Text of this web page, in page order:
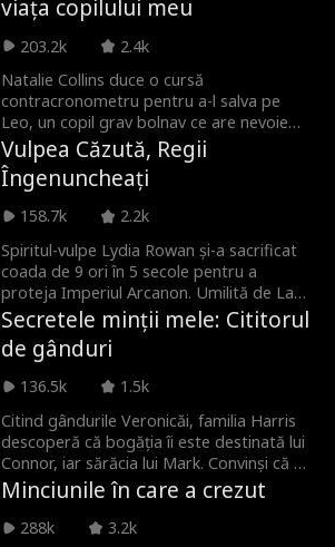
viața copilului meu
203.2k
2.4k
Natalie Collins duce o cursă
contracronometru pentru a-l salva pe
Leo, un copil grav bolnav ce are nevoie
urgentă de o operație de 60.000 dolari.
Când merge la bancă pentru a-și mări
limita de retragere, dă peste Fiona, o
casieră rigidă și arogantă care îi cere
imposibilul: să demonstreze că acel card îi
aparține și să-și dovedească identitatea.
De dragul lui Leo, Natalie își înghite furia
și trece prin toate aceste proceduri
absurde. Fix când aprobarea este gata,
primește pe telefon o poză cu Leo și
mama lui, zâmbind împreună. Iar femeia
din poză este chiar Fiona... Astfel, femeia
care blochează banii pentru operație este
însăși mama copilului pe care Natalie vrea
să-l salveze.
Vulpea Căzută, Regii
Îngenuncheați
158.7k
2.2k
Spiritul-vulpe Lydia Rowan și-a sacrificat
coada de 9 ori în 5 secole pentru a
proteja Imperiul Arcanon. Umilită de Lady
Camilla când și-a pierdut puterile, a urmat
haosul, iar indiferența familiei regale i-a
frânt inima. Totuși, la recăpătarea
forțelor, Lydia a oprit revoltele și l-a
ajutat pe ducele Adrian Collins să
restaureze regatul. Apoi, după ce i-a
asigurat urcarea pe tron, a dispărut
înapoi în tărâmul celest...
Secretele minții mele: Cititorul
de gânduri
136.5k
1.5k
Citind gândurile Veronicăi, familia Harris
descoperă că bogăția îi este destinată lui
Connor, iar sărăcia lui Mark. Convinși că de
aici li se trage ghinionul, încep să se
poarte diferit cu cei doi frați: îl favorizează
pe Connor și îl nedreptățesc pe Mark.
Minciunile în care a crezut
288k
3.2k